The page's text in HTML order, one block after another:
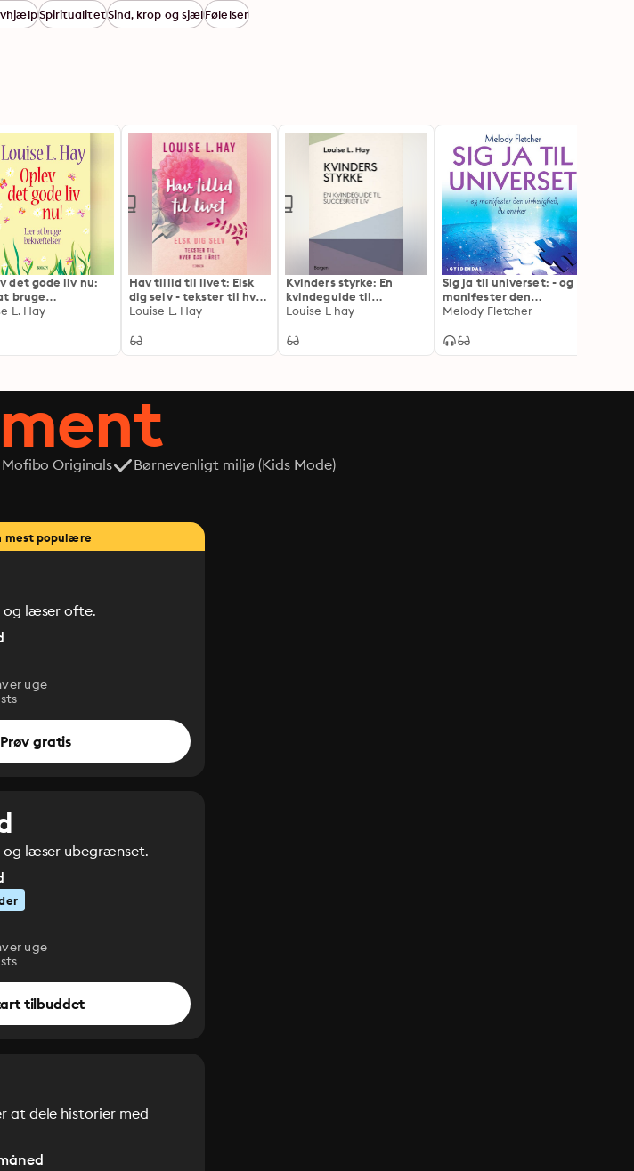
SpiritualitetSind, krop og sjælFølelser
det gode liv nu:
bruge
L. Hay
Hav tillid til livet: Elsk
dig selv - tekster til hver
dag i året
Louise L. Hay
Kvinders styrke: En
kvindeguide til
succesrigt liv
Louise L hay
Sig ja til universet: - og
manifester den
virkelighed, du ønsker
Melody Fletcher
Originals
Børnevenligt miljø (Kids Mode)
mest populære
og læser ofte.
uge
Prøv gratis
og læser ubegrænset.
uge
tilbuddet
at dele historier med